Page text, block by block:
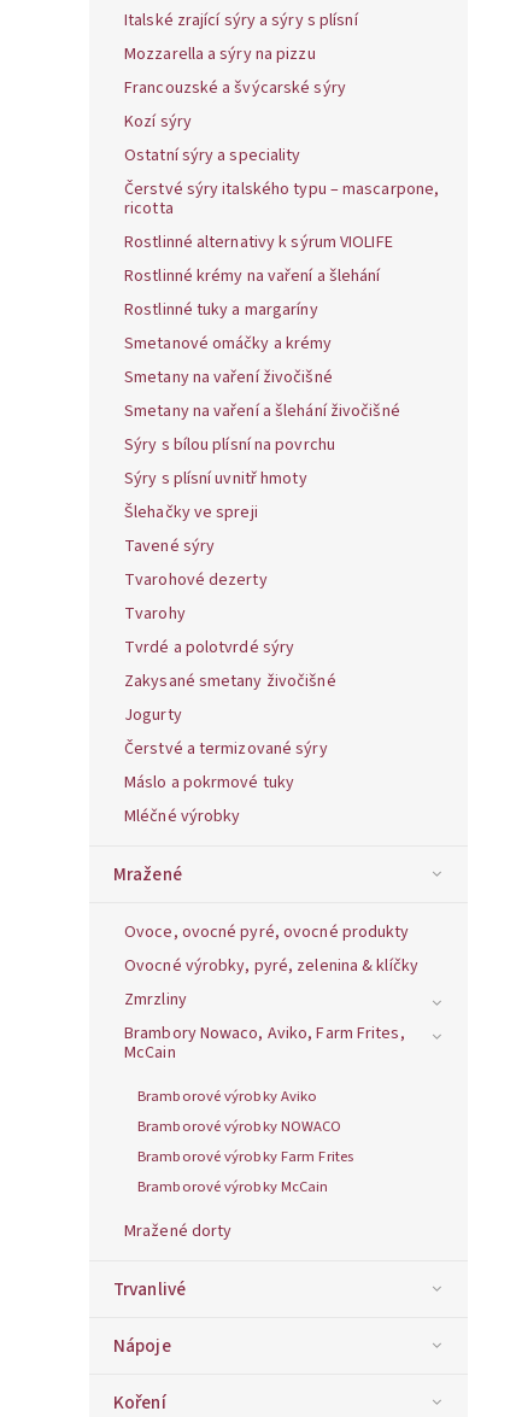
Italské zrající sýry a sýry s plísní
Mozzarella a sýry na pizzu
Francouzské a švýcarské sýry
Kozí sýry
Ostatní sýry a speciality
Čerstvé sýry italského typu – mascarpone,
ricotta
Rostlinné alternativy k sýrum VIOLIFE
Rostlinné krémy na vaření a šlehání
Rostlinné tuky a margaríny
Smetanové omáčky a krémy
Smetany na vaření živočišné
Smetany na vaření a šlehání živočišné
Sýry s bílou plísní na povrchu
Sýry s plísní uvnitř hmoty
Šlehačky ve spreji
Tavené sýry
Tvarohové dezerty
Tvarohy
Tvrdé a polotvrdé sýry
Zakysané smetany živočišné
Jogurty
Čerstvé a termizované sýry
Máslo a pokrmové tuky
Mléčné výrobky
Mražené
Ovoce, ovocné pyré, ovocné produkty
Ovocné výrobky, pyré, zelenina & klíčky
Zmrzliny
Brambory Nowaco, Aviko, Farm Frites,
McCain
Bramborové výrobky Aviko
Bramborové výrobky NOWACO
Bramborové výrobky Farm Frites
Bramborové výrobky McCain
Mražené dorty
Trvanlivé
Nápoje
Koření